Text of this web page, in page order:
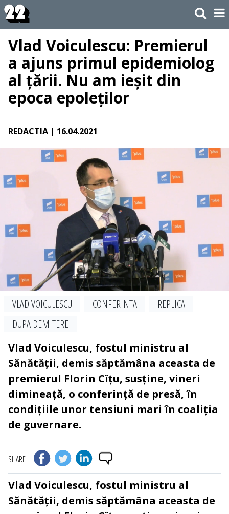
Vlad Voiculescu: Premierul
a ajuns primul epidemiolog
al țării. Nu am ieșit din
epoca epoleților
REDACTIA | 16.04.2021
VLAD VOICULESCU CONFERINTA
REPLICA
DUPA DEMITERE
Vlad Voiculescu, fostul ministru al
Sănătății, demis săptămâna aceasta de
premierul Florin Cîțu, susține, vineri
dimineață, o conferință de presă, în
condițiile unor tensiuni mari în coaliția
de guvernare.
SHARE
Vlad Voiculescu, fostul ministru al
Sănătății, demis săptămâna aceasta de